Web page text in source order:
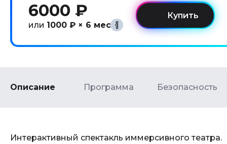
6000 ₽
или 1000 ₽ × 6 мес
Описание Программа Безопасность
Интерактивный спектакль иммерсивного театра.